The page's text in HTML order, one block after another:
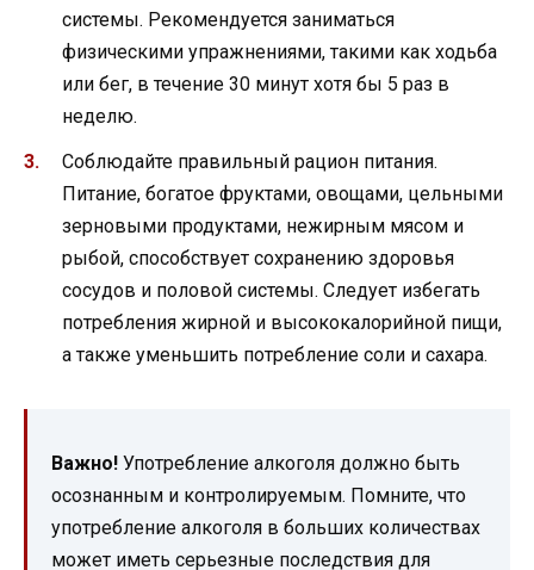
системы. Рекомендуется заниматься
физическими упражнениями, такими как ходьба
или бег, в течение 30 минут хотя бы 5 раз в
неделю.
Соблюдайте правильный рацион питания.
Питание, богатое фруктами, овощами, цельными
зерновыми продуктами, нежирным мясом и
рыбой, способствует сохранению здоровья
сосудов и половой системы. Следует избегать
потребления жирной и высококалорийной пищи,
а также уменьшить потребление соли и сахара.
Важно! Употребление алкоголя должно быть
осознанным и контролируемым. Помните, что
употребление алкоголя в больших количествах
может иметь серьезные последствия для